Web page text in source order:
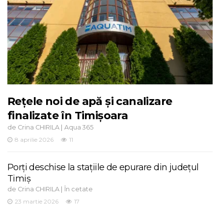
Rețele noi de apă și canalizare
finalizate în Timișoara
de Crina CHIRILA | Aqua 365
8 aprilie 2026
11
Porți deschise la stațiile de epurare din județul
Timiș
de Crina CHIRILA | În cetate
23 martie 2026
17